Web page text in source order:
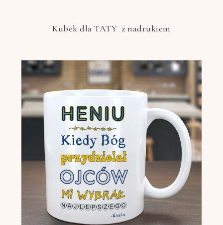
Kubek dla TATY z nadrukiem